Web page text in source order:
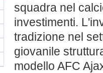
squadra nel
investimenti.
tradizione nel
giovanile
modello AFC